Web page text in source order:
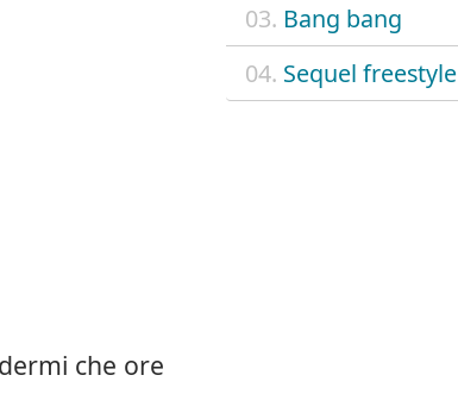
03. Bang bang
04. Sequel freestyle
che ore